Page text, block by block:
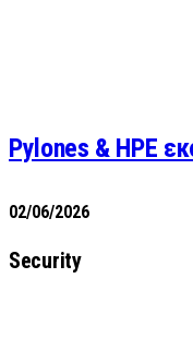
Pylones & HPE
02/06/2026
Security